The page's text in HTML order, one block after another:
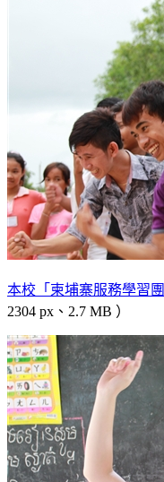
本校「柬埔寨服務學習
2304 px、2.7 MB ）